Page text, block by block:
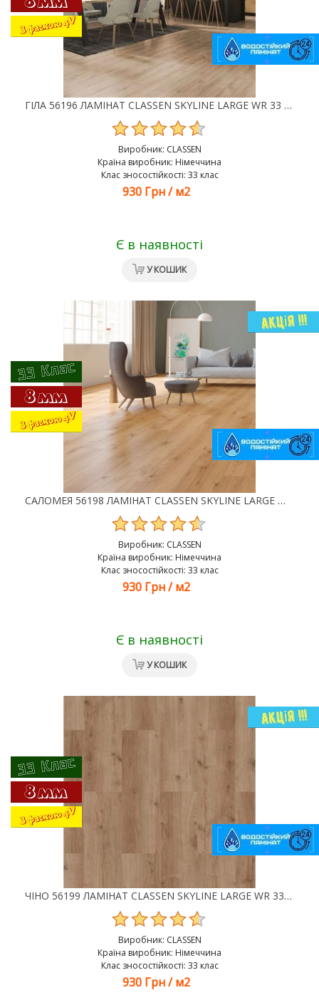
ГІЛА 56196 ЛАМІНАТ CLASSEN SKYLINE LARGE WR 33 КЛАС 8 ММ
Виробник: CLASSEN
Країна виробник: Німеччина
Клас зносостійкості: 33 клас
930 Грн /м2
Є в наявності
У КОШИК
САЛОМЕЯ 56198 ЛАМІНАТ CLASSEN SKYLINE LARGE WR 33 КЛАС 8 ММ
Виробник: CLASSEN
Країна виробник: Німеччина
Клас зносостійкості: 33 клас
930 Грн /м2
Є в наявності
У КОШИК
ЧІНО 56199 ЛАМІНАТ CLASSEN SKYLINE LARGE WR 33 КЛАС 8 ММ
Виробник: CLASSEN
Країна виробник: Німеччина
Клас зносостійкості: 33 клас
930 Грн /м2